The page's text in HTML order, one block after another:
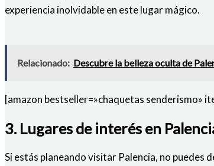
experiencia inolvidable en este lugar mágico.
Relacionado: Descubre la belleza oculta de
[amazon bestseller=»chaquetas senderismo»
3. Lugares de interés en
Si estás planeando visitar Palencia, no puedes